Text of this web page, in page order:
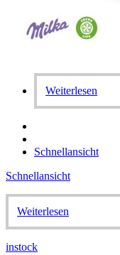
Weiterlesen
Schnellansicht
Schnellansicht
Weiterlesen
instock